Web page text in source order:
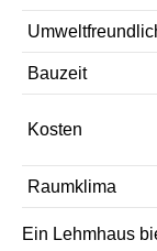
Bauzeit
Kosten
Raumklima
Ein Lehmhaus